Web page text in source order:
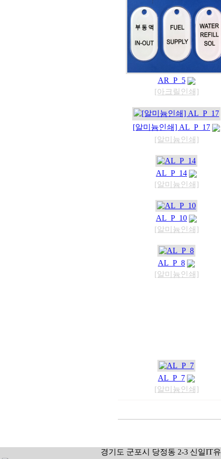
AR_P_5
[아크릴인쇄]
[알미늄인쇄] AL_P_17
[알미늄인쇄]
AL_P_14
[알미늄인쇄]
AL_P_10
[알미늄인쇄]
AL_P_8
[알미늄인쇄]
AL_P_7
[알미늄인쇄]
경기도 군포시 당정동 2-3 신일IT